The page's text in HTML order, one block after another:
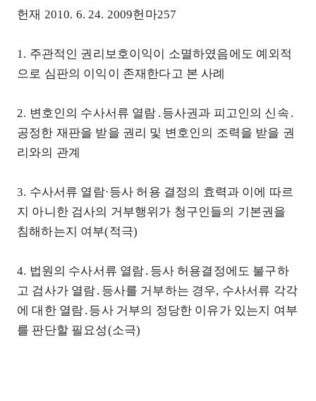
헌재 2010. 6. 24. 2009헌마257
1. 주관적인 권리보호이익이 소멸하였음에도 예외적
으로 심판의 이익이 존재한다고 본 사례
2. 변호인의 수사서류 열람․등사권과 피고인의 신속․
공정한 재판을 받을 권리 및 변호인의 조력을 받을 권
리와의 관계
3. 수사서류 열람·등사 허용 결정의 효력과 이에 따르
지 아니한 검사의 거부행위가 청구인들의 기본권을
침해하는지 여부(적극)
4. 법원의 수사서류 열람․등사 허용결정에도 불구하
고 검사가 열람․등사를 거부하는 경우, 수사서류 각각
에 대한 열람․등사 거부의 정당한 이유가 있는지 여부
를 판단할 필요성(소극)